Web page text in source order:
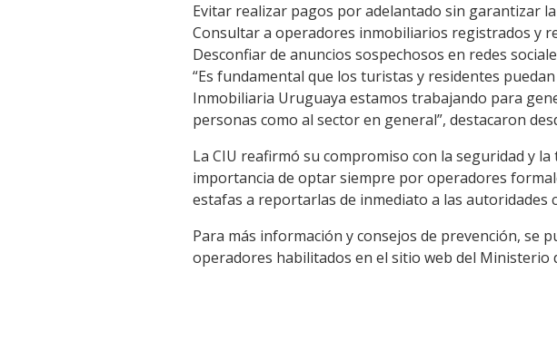
Evitar realizar pagos por adelantado sin garantizar
Consultar a operadores inmobiliarios registrados y
Desconfiar de anuncios sospechosos en redes
“Es fundamental que los turistas y residentes
Inmobiliaria Uruguaya estamos trabajando para
personas como al sector en general”, destacaron
La CIU reafirmó su compromiso con la seguridad y
importancia de optar siempre por operadores
estafas a reportarlas de inmediato a las autoridades
Para más información y consejos de prevención, se
operadores habilitados en el sitio web del Ministerio